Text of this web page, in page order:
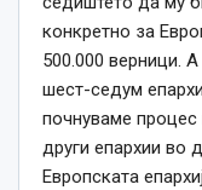
конкретно за
500.000 верници.
шест-седум
почнуваме
други епархии во
Европската